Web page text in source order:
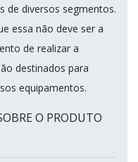
de diversos segmentos.
essa não deve ser a
de realizar a
destinados para
equipamentos.
O PRODUTO